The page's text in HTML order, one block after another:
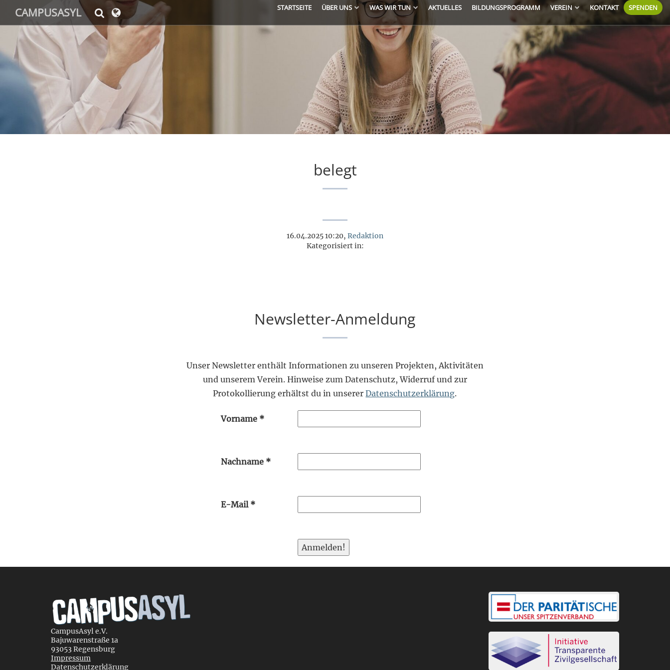
CAMPUSASYL STARTSEITE ÜBER UNS WAS WIR TUN AKTUELLES BILDUNGSPROGRAMM VEREIN KONTAKT SPENDEN
belegt
16.04.2025 10:20, Redaktion
Kategorisiert in:
Newsletter-Anmeldung
Unser Newsletter enthält Informationen zu unseren Projekten, Aktivitäten
und unserem Verein. Hinweise zum Datenschutz, Widerruf und zur
Protokollierung erhältst du in unsererDatenschutzerklärung.
Vorname *
Nachname *
E-Mail *
CampusAsyl e.V.
Bajuwarenstraße 1a
93053 Regensburg
Impressum
Datenschutzerklärung